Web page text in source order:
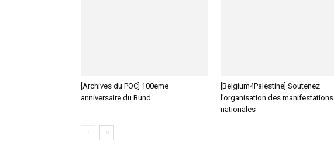
[Archives du POC] 100eme
anniversaire du Bund
[Belgium4Palestine] Soutenez
l’organisation des manifestations
nationales